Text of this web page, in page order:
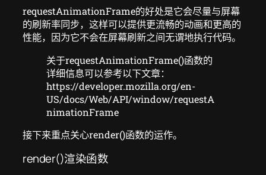
requestAnimationFrame的好处是它会尽量与屏幕
的刷新率同步，这样可以提供更流畅的动画和更高的
性能，因为它不会在屏幕刷新之间无谓地执行代码。
关于requestAnimationFrame()函数的
详细信息可以参考以下文章：
https://developer.mozilla.org/en-
US/docs/Web/API/window/requestA
nimationFrame
接下来重点关心render()函数的运作。
render()渲染函数